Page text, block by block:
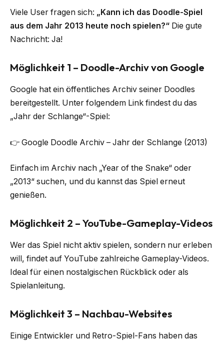
Viele User fragen sich: „Kann ich das Doodle-Spiel
aus dem Jahr 2013 heute noch spielen?“ Die gute
Nachricht: Ja!
Möglichkeit 1 – Doodle-Archiv von Google
Google hat ein öffentliches Archiv seiner Doodles
bereitgestellt. Unter folgendem Link findest du das
„Jahr der Schlange“-Spiel:
👉 Google Doodle Archiv – Jahr der Schlange (2013)
Einfach im Archiv nach „Year of the Snake“ oder
„2013“ suchen, und du kannst das Spiel erneut
genießen.
Möglichkeit 2 – YouTube-Gameplay-Videos
Wer das Spiel nicht aktiv spielen, sondern nur erleben
will, findet auf YouTube zahlreiche Gameplay-Videos.
Ideal für einen nostalgischen Rückblick oder als
Spielanleitung.
Möglichkeit 3 – Nachbau-Websites
Einige Entwickler und Retro-Spiel-Fans haben das